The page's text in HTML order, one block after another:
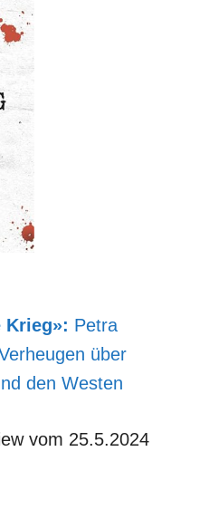
Krieg»: Petra
über
den Westen
vom 25.5.2024